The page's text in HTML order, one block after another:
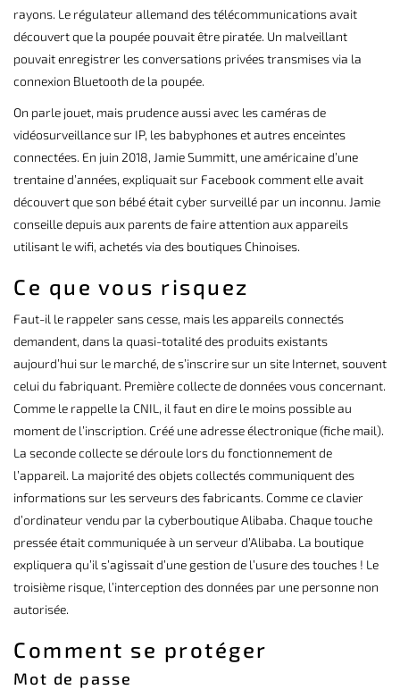
rayons. Le régulateur allemand des télécommunications avait
découvert que la poupée pouvait être piratée. Un malveillant
pouvait enregistrer les conversations privées transmises via la
connexion Bluetooth de la poupée.
On parle jouet, mais prudence aussi avec les caméras de
vidéosurveillance sur IP, les babyphoneset autres enceintes
connectées. En juin 2018, Jamie Summitt, une américaine d’une
trentaine d’années, expliquait sur Facebook comment elle avait
découvert que son bébé était cyber surveillé par un inconnu. Jamie
conseille depuis aux parents de faire attention aux appareils
utilisant le wifi, achetés via des boutiques Chinoises.
Ce que vous risquez
Faut-il le rappeler sans cesse, mais les appareils connectés
demandent, dans la quasi-totalité des produits existants
aujourd’hui sur le marché, de s’inscrire sur un site Internet, souvent
celui du fabriquant. Première collecte de données vous concernant.
Comme le rappelle la CNIL , il faut en dire le moins possible au
moment de l’inscription. Créé une adresse électronique (fiche mail).
La seconde collecte se déroule lors du fonctionnement de
l’appareil. La majorité des objets collectés communiquent des
informations sur les serveurs des fabricants. Comme ce clavier
d’ordinateur vendu par la cyberboutique Alibaba. Chaque touche
pressée était communiquée à un serveur d’Alibaba. La boutique
expliquera qu’il s’agissait d’une gestion de l’usure des touches ! Le
troisième risque, l’interception des données par une personne non
autorisée.
Comment se protéger
Mot de passe